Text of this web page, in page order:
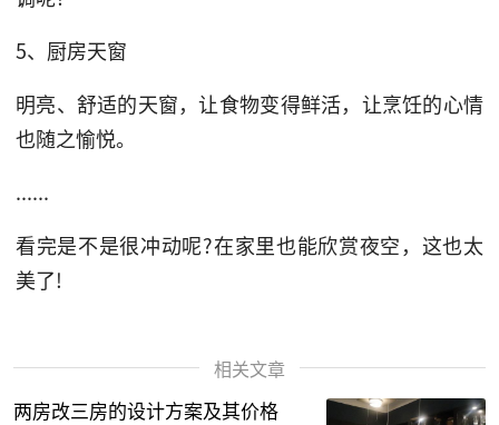
5、厨房天窗
明亮、舒适的天窗，让食物变得鲜活，让烹饪的心情
也随之愉悦。
......
看完是不是很冲动呢?在家里也能欣赏夜空，这也太
美了!
相关文章
两房改三房的设计方案及其价格